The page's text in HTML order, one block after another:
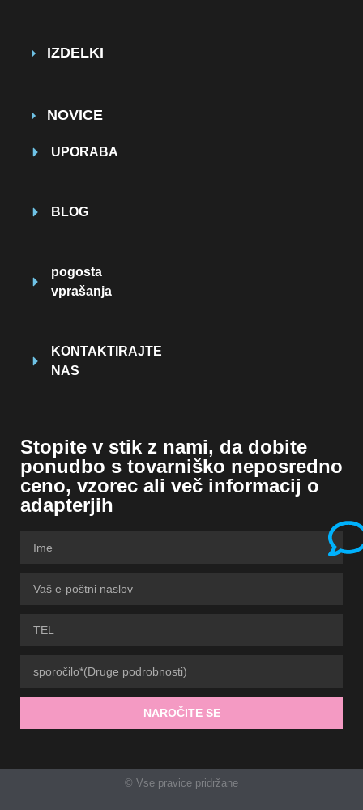
IZDELKI
NOVICE
UPORABA
BLOG
pogosta
vprašanja
KONTAKTIRAJTE
NAS
Stopite v stik z nami, da dobite
ponudbo s tovarniško neposredno
ceno, vzorec ali več informacij o
adapterjih
NAROČITE SE
© Vse pravice pridržane